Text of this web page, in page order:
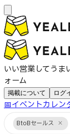
いい営業してうま
ォーム
掲載について ログ
📅イベントカレン
BtoBセールス ×